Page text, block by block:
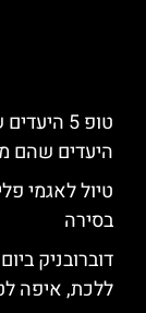
טופ 5
היעדים שהם
טיול לאגמי
בסירה
דוברובניק
ללכת, איפה